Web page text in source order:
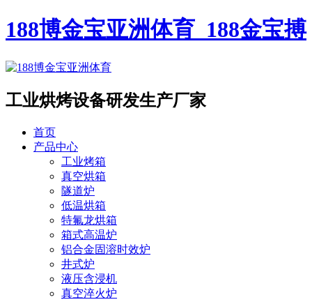
188博金宝亚洲体育_188金宝搏
工业烘烤设备研发生产厂家
首页
产品中心
工业烤箱
真空烘箱
隧道炉
低温烘箱
特氟龙烘箱
箱式高温炉
铝合金固溶时效炉
井式炉
液压含浸机
真空淬火炉